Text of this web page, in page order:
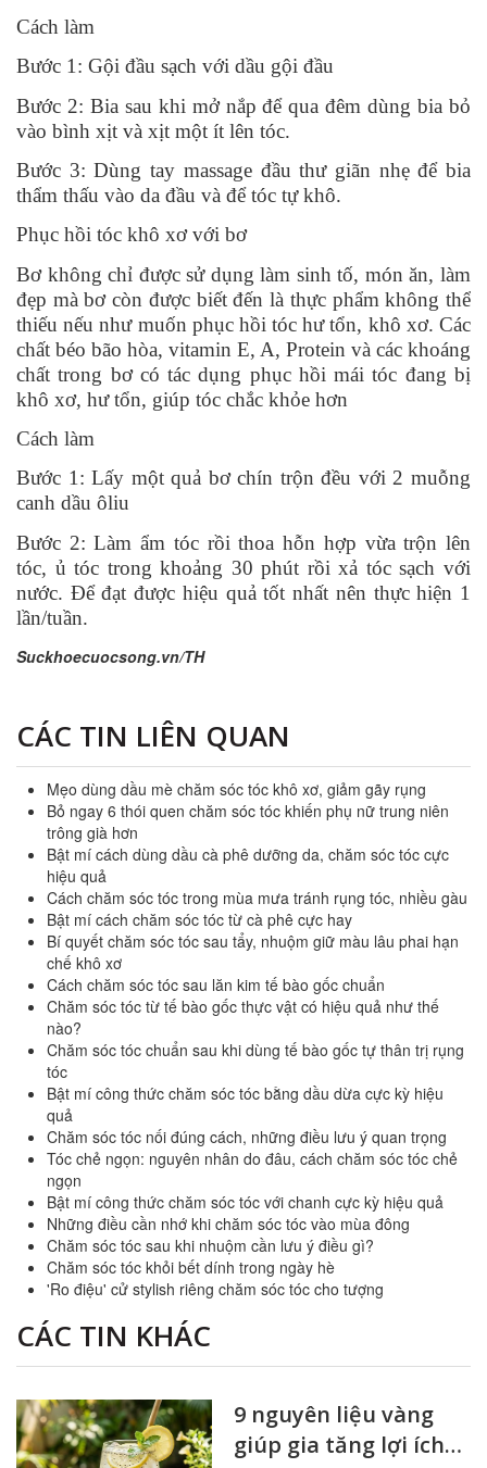
Cách làm
Bước 1: Gội đầu sạch với dầu gội đầu
Bước 2: Bia sau khi mở nắp để qua đêm dùng bia bỏ
vào bình xịt và xịt một ít lên tóc.
Bước 3: Dùng tay massage đầu thư giãn nhẹ để bia
thẩm thấu vào da đầu và để tóc tự khô.
Phục hồi tóc khô xơ với bơ
Bơ không chỉ được sử dụng làm sinh tố, món ăn, làm
đẹp mà bơ còn được biết đến là thực phẩm không thể
thiếu nếu như muốn phục hồi tóc hư tổn, khô xơ. Các
chất béo bão hòa, vitamin E, A, Protein và các khoáng
chất trong bơ có tác dụng phục hồi mái tóc đang bị
khô xơ, hư tổn, giúp tóc chắc khỏe hơn
Cách làm
Bước 1: Lấy một quả bơ chín trộn đều với 2 muỗng
canh dầu ôliu
Bước 2: Làm ẩm tóc rồi thoa hỗn hợp vừa trộn lên
tóc, ủ tóc trong khoảng 30 phút rồi xả tóc sạch với
nước. Để đạt được hiệu quả tốt nhất nên thực hiện 1
lần/tuần.
Suckhoecuocsong.vn/TH
CÁC TIN LIÊN QUAN
Mẹo dùng dầu mè chăm sóc tóc khô xơ, giảm gãy rụng
Bỏ ngay 6 thói quen chăm sóc tóc khiến phụ nữ trung niên
trông già hơn
Bật mí cách dùng dầu cà phê dưỡng da, chăm sóc tóc cực
hiệu quả
Cách chăm sóc tóc trong mùa mưa tránh rụng tóc, nhiều gàu
Bật mí cách chăm sóc tóc từ cà phê cực hay
Bí quyết chăm sóc tóc sau tẩy, nhuộm giữ màu lâu phai hạn
chế khô xơ
Cách chăm sóc tóc sau lăn kim tế bào gốc chuẩn
Chăm sóc tóc từ tế bào gốc thực vật có hiệu quả như thế
nào?
Chăm sóc tóc chuẩn sau khi dùng tế bào gốc tự thân trị rụng
tóc
Bật mí công thức chăm sóc tóc bằng dầu dừa cực kỳ hiệu
quả
Chăm sóc tóc nối đúng cách, những điều lưu ý quan trọng
Tóc chẻ ngọn: nguyên nhân do đâu, cách chăm sóc tóc chẻ
ngọn
Bật mí công thức chăm sóc tóc với chanh cực kỳ hiệu quả
Những điều cần nhớ khi chăm sóc tóc vào mùa đông
Chăm sóc tóc sau khi nhuộm cần lưu ý điều gì?
Chăm sóc tóc khỏi bết dính trong ngày hè
'Ro điệu' cử stylish riêng chăm sóc tóc cho tượng
CÁC TIN KHÁC
9 nguyên liệu vàng
giúp gia tăng lợi ích